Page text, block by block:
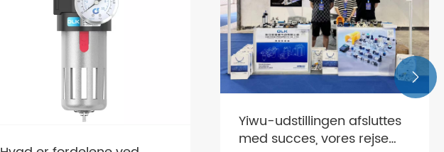
Yiwu-udstillingen afsluttes
med succes, vores rejse
